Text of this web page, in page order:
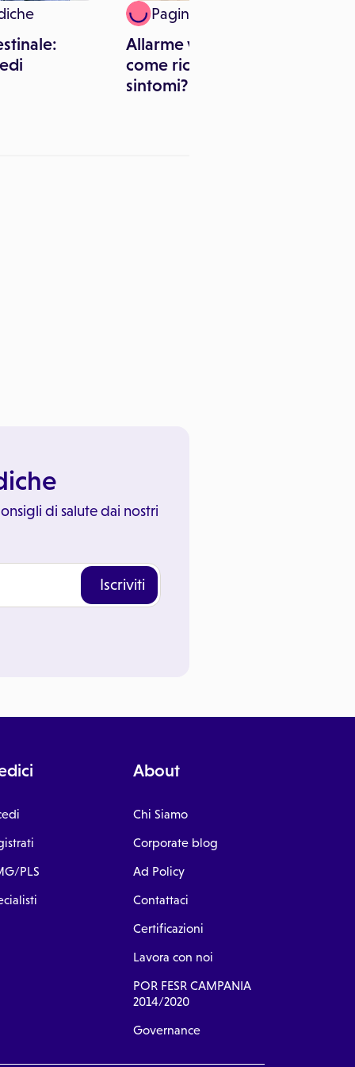
Paginemediche
Allarme variante inglese,
come riconoscere i
sintomi?
di salute dai nostri
Iscriviti
PLS
About
Chi Siamo
Corporate blog
Ad Policy
Contattaci
Certificazioni
Lavora con noi
POR FESR CAMPANIA
2014/2020
Governance